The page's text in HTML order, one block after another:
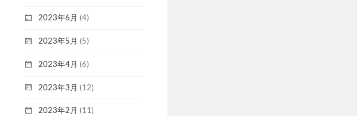
2023年6月 (4)
2023年5月 (5)
2023年4月 (6)
2023年3月 (12)
2023年2月 (11)